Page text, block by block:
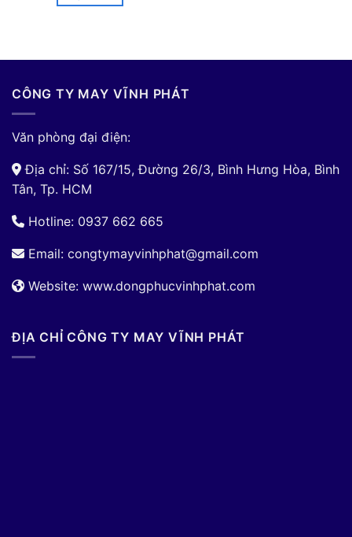
CÔNG TY MAY VĨNH PHÁT
Văn phòng đại điện:
Địa chỉ: Số 167/15, Đường 26/3, Bình Hưng Hòa, Bình
Tân, Tp. HCM
Hotline: 0937 662 665
Email: congtymayvinhphat@gmail.com
Website: www.dongphucvinhphat.com
ĐỊA CHỈ CÔNG TY MAY VĨNH PHÁT